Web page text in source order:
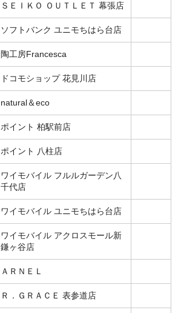
ＳＥＩＫＯ ＯＵＴＬＥＴ 幕張店
ソフトバンク ユニモちはら台店
陶工房Francesca
ドコモショップ 花見川店
natural＆eco
ポイント 柏駅前店
ポイント 八柱店
ワイモバイル フルルガーデン八
千代店
ワイモバイル ユニモちはら台店
ワイモバイル アクロスモール新
鎌ヶ谷店
ＡＲＮＥＬ
Ｒ．ＧＲＡＣＥ 表参道店